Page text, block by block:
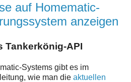
auf Homematic-
anzeigen
Tankerkönig-API
Systems gibt es im
wie man die aktuellen